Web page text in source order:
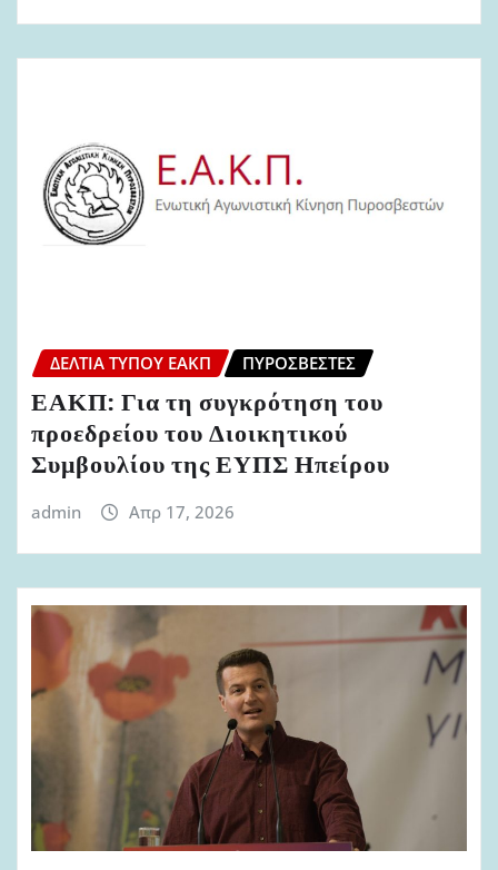
ΔΕΛΤΊΑ ΤΎΠΟΥ ΕΑΚΠ ΠΥΡΟΣΒΈΣΤΕΣ
ΕΑΚΠ: Για τη συγκρότηση του
προεδρείου του Διοικητικού
Συμβουλίου της ΕΥΠΣ Ηπείρου
admin Απρ 17, 2026